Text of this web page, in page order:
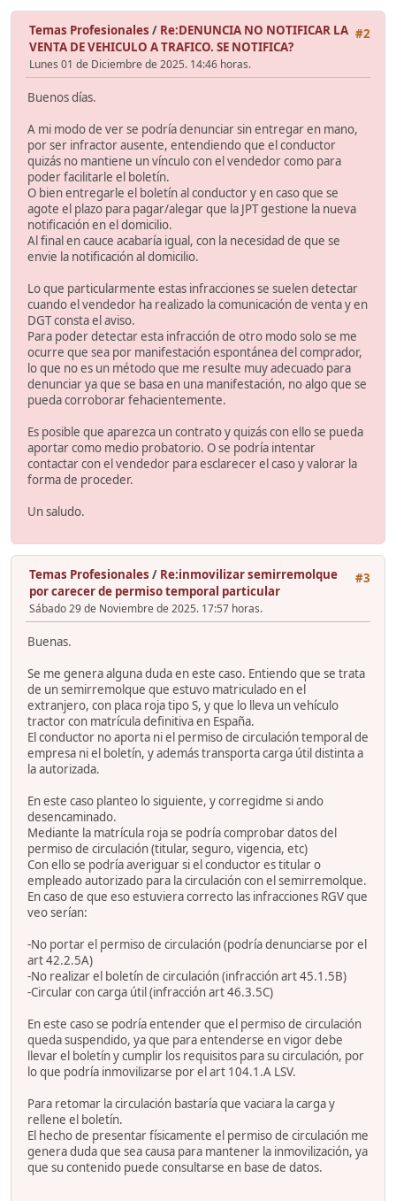
#2
Temas Profesionales / Re:DENUNCIA NO NOTIFICAR LA
VENTA DE VEHICULO A TRAFICO. SE NOTIFICA?
Lunes 01 de Diciembre de 2025. 14:46 horas.
Buenos días.
A mi modo de ver se podría denunciar sin entregar en mano,
por ser infractor ausente, entendiendo que el conductor
quizás no mantiene un vínculo con el vendedor como para
poder facilitarle el boletín.
O bien entregarle el boletín al conductor y en caso que se
agote el plazo para pagar/alegar que la JPT gestione la nueva
notificación en el domicilio.
Al final en cauce acabaría igual, con la necesidad de que se
envie la notificación al domicilio.
Lo que particularmente estas infracciones se suelen detectar
cuando el vendedor ha realizado la comunicación de venta y en
DGT consta el aviso.
Para poder detectar esta infracción de otro modo solo se me
ocurre que sea por manifestación espontánea del comprador,
lo que no es un método que me resulte muy adecuado para
denunciar ya que se basa en una manifestación, no algo que se
pueda corroborar fehacientemente.
Es posible que aparezca un contrato y quizás con ello se pueda
aportar como medio probatorio. O se podría intentar
contactar con el vendedor para esclarecer el caso y valorar la
forma de proceder.
Un saludo.
#3
Temas Profesionales / Re:inmovilizar semirremolque
por carecer de permiso temporal particular
Sábado 29 de Noviembre de 2025. 17:57 horas.
Buenas.
Se me genera alguna duda en este caso. Entiendo que se trata
de un semirremolque que estuvo matriculado en el
extranjero, con placa roja tipo S, y que lo lleva un vehículo
tractor con matrícula definitiva en España.
El conductor no aporta ni el permiso de circulación temporal de
empresa ni el boletín, y además transporta carga útil distinta a
la autorizada.
En este caso planteo lo siguiente, y corregidme si ando
desencaminado.
Mediante la matrícula roja se podría comprobar datos del
permiso de circulación (titular, seguro, vigencia, etc)
Con ello se podría averiguar si el conductor es titular o
empleado autorizado para la circulación con el semirremolque.
En caso de que eso estuviera correcto las infracciones RGV que
veo serían:
-No portar el permiso de circulación (podría denunciarse por el
art 42.2.5A)
-No realizar el boletín de circulación (infracción art 45.1.5B)
-Circular con carga útil (infracción art 46.3.5C)
En este caso se podría entender que el permiso de circulación
queda suspendido, ya que para entenderse en vigor debe
llevar el boletín y cumplir los requisitos para su circulación, por
lo que podría inmovilizarse por el art 104.1.A LSV.
Para retomar la circulación bastaría que vaciara la carga y
rellene el boletín.
El hecho de presentar físicamente el permiso de circulación me
genera duda que sea causa para mantener la inmovilización, ya
que su contenido puede consultarse en base de datos.